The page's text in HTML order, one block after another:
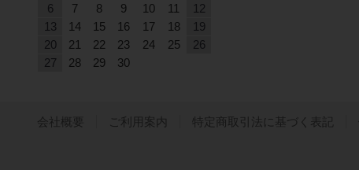
6
7 8 9 10 11
12
13
14 15 16 17 18
19
20
21 22 23 24 25
26
27
28 29 30
会社概要 ご利用案内 特定商取引法に基づく表記